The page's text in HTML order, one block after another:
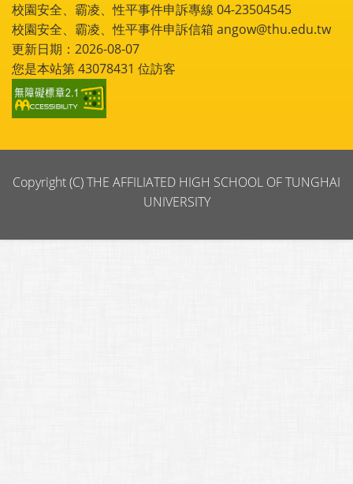
校園安全、霸凌、性平事件申訴專線 04-23504545
校園安全、霸凌、性平事件申訴信箱 angow@thu.edu.tw
更新日期：2026-08-07
您是本站第43078431 位訪客
Copyright (C) THE AFFILIATED HIGH SCHOOL OF TUNGHAI
UNIVERSITY